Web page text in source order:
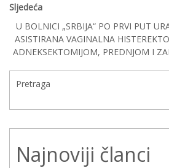
Sljedeća
U BOLNICI „SRBIJA“ PO PRVI PUT
ASISTIRANA VAGINALNA
ADNEKSEKTOMIJOM, PREDNJOM I
Pretraga
Najnoviji članci